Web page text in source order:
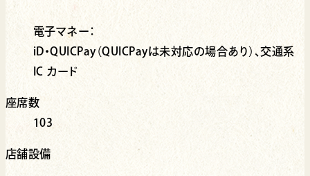
電子マネー：
iD・QUICPay（QUICPayは未対応の場合あり）、交通系
IC カード
座席数
103
店舗設備